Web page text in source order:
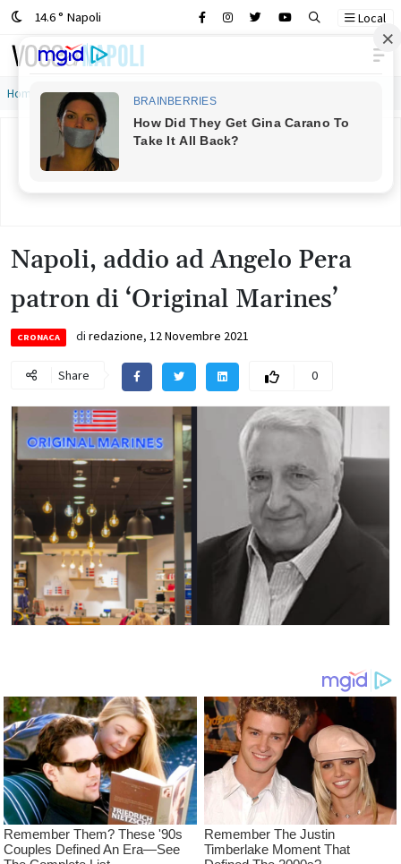
14.6 ° Napoli Local
Main Navigation
Home »Napoli, addio ad Angelo Pera patron di ‘Original Marines’
Napoli, addio ad Angelo Pera
patron di ‘Original Marines’
CRONACA di redazione, 12 Novembre 2021
Share 0